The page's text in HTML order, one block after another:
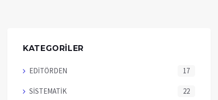
KATEGORİLER
EDİTÖRDEN 17
SİSTEMATİK 22